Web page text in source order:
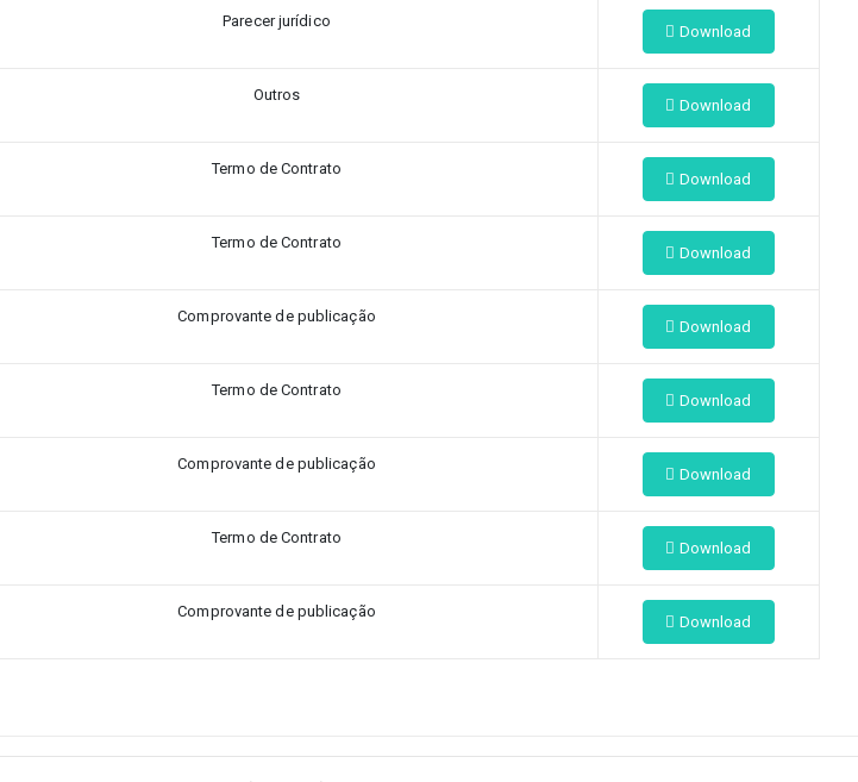
Parecer jurídico
Download
Outros
Download
Termo de Contrato
Download
Termo de Contrato
Download
Comprovante de publicação
Download
Termo de Contrato
Download
Comprovante de publicação
Download
Termo de Contrato
Download
Comprovante de publicação
Download